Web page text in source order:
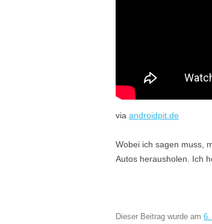
via androidpit.de
Wobei ich sagen muss,
Autos herausholen. Ich
Dieser Beitrag wurde am 6.